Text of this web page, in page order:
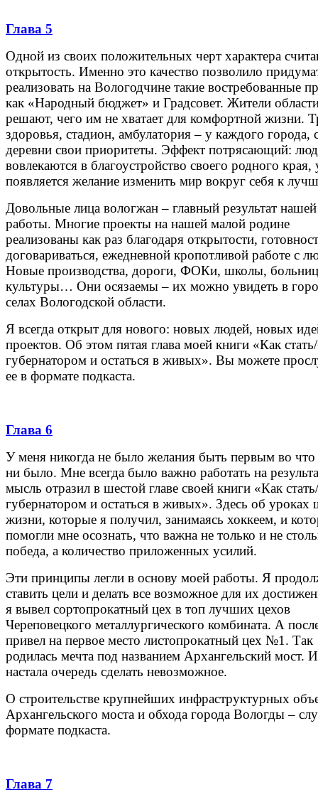
Глава 5
Одной из своих положительных черт характера
открытость. Именно это качество позволило
реализовать на Вологодчине такие востребованные
как «Народный бюджет» и Градсовет. Жители
решают, чего им не хватает для комфортной жизни.
здоровья, стадион, амбулатория – у каждого города,
деревни свои приоритеты. Эффект потрясающий:
вовлекаются в благоустройство своего родного края,
появляется желание изменить мир вокруг себя к
Довольные лица вологжан – главный результат нашей
работы. Многие проекты на нашей малой родине
реализованы как раз благодаря открытости,
договариваться, ежедневной кропотливой работе с
Новые производства, дороги, ФОКи, школы,
культуры… Они осязаемы – их можно увидеть в
селах Вологодской области.
Я всегда открыт для нового: новых людей, новых
проектов. Об этом пятая глава моей книги «Как
губернатором и остаться в живых». Вы можете
ее в формате подкаста.
Глава 6
У меня никогда не было желания быть первым во
ни было. Мне всегда было важно работать на
мысль отразил в шестой главе своей книги «Как
губернатором и остаться в живых». Здесь об уроках
жизни, которые я получил, занимаясь хоккеем, и
помогли мне осознать, что важна не только и не
победа, а количество приложенных усилий.
Эти принципы легли в основу моей работы. Я
ставить цели и делать все возможное для их
я вывел сортопрокатный цех в топ лучших цехов
Череповецкого металлургического комбината. А
привел на первое место листопрокатный цех №1. Так
родилась мечта под названием Архангельский мост.
настала очередь сделать невозможное.
О строительстве крупнейших инфраструктурных
Архангельского моста и обхода города Вологды –
формате подкаста.
Глава 7